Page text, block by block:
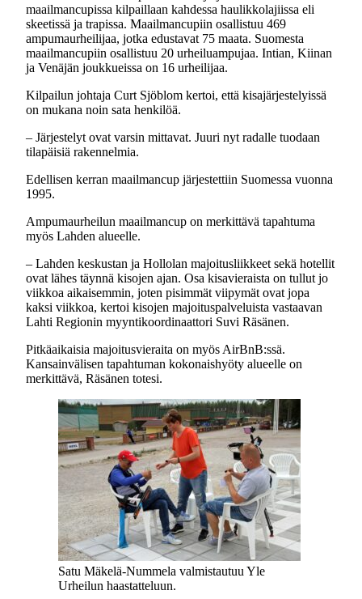
maailmancupissa kilpaillaan kahdessa haulikkolajiissa eli
skeetissä ja trapissa. Maailmancupiin osallistuu 469
ampumaurheilijaa, jotka edustavat 75 maata. Suomesta
maailmancupiin osallistuu 20 urheiluampujaa. Intian, Kiinan
ja Venäjän joukkueissa on 16 urheilijaa.
Kilpailun johtaja Curt Sjöblom kertoi, että kisajärjestelyissä
on mukana noin sata henkilöä.
– Järjestelyt ovat varsin mittavat. Juuri nyt radalle tuodaan
tilapäisiä rakennelmia.
Edellisen kerran maailmancup järjestettiin Suomessa vuonna
1995.
Ampumaurheilun maailmancup on merkittävä tapahtuma
myös Lahden alueelle.
– Lahden keskustan ja Hollolan majoitusliikkeet sekä hotellit
ovat lähes täynnä kisojen ajan. Osa kisavieraista on tullut jo
viikkoa aikaisemmin, joten pisimmät viipymät ovat jopa
kaksi viikkoa, kertoi kisojen majoituspalveluista vastaavan
Lahti Regionin myyntikoordinaattori Suvi Räsänen.
Pitkäaikaisia majoitusvieraita on myös AirBnB:ssä.
Kansainvälisen tapahtuman kokonaishyöty alueelle on
merkittävä, Räsänen totesi.
Satu Mäkelä-Nummela valmistautuu Yle
Urheilun haastatteluun.